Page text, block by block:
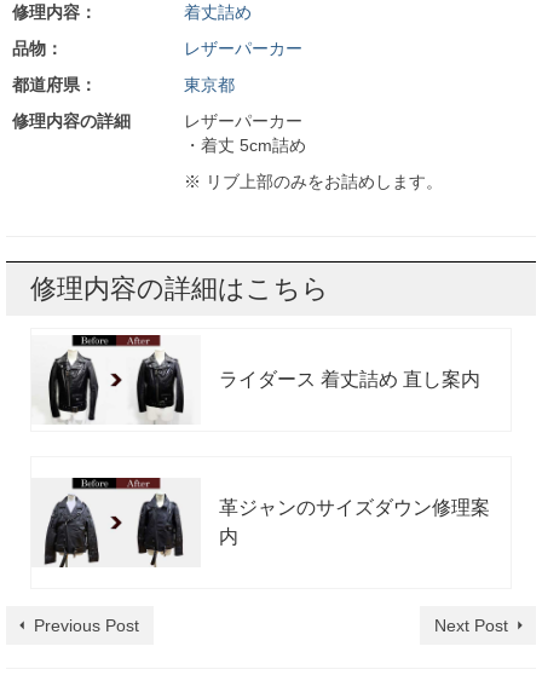
修理内容：
着丈詰め
品物：
レザーパーカー
都道府県：
東京都
修理内容の詳細
レザーパーカー
・着丈 5cm詰め
※ リブ上部のみをお詰めします。
修理内容の詳細はこちら
ライダース 着丈詰め 直し案内
革ジャンのサイズダウン修理案
内
Previous Post Next Post